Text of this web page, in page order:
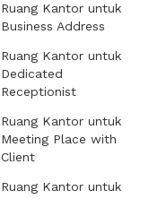
Ruang Kantor untuk
Business Address
Ruang Kantor untuk
Dedicated
Receptionist
Ruang Kantor untuk
Meeting Place with
Client
Ruang Kantor untuk